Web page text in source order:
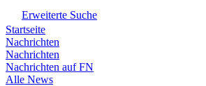
Erweiterte Suche
Startseite
Nachrichten
Nachrichten
Nachrichten auf FN
Alle News